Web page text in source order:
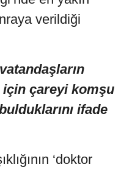
verildiği
için çareyi komşu
ifade
‘doktor